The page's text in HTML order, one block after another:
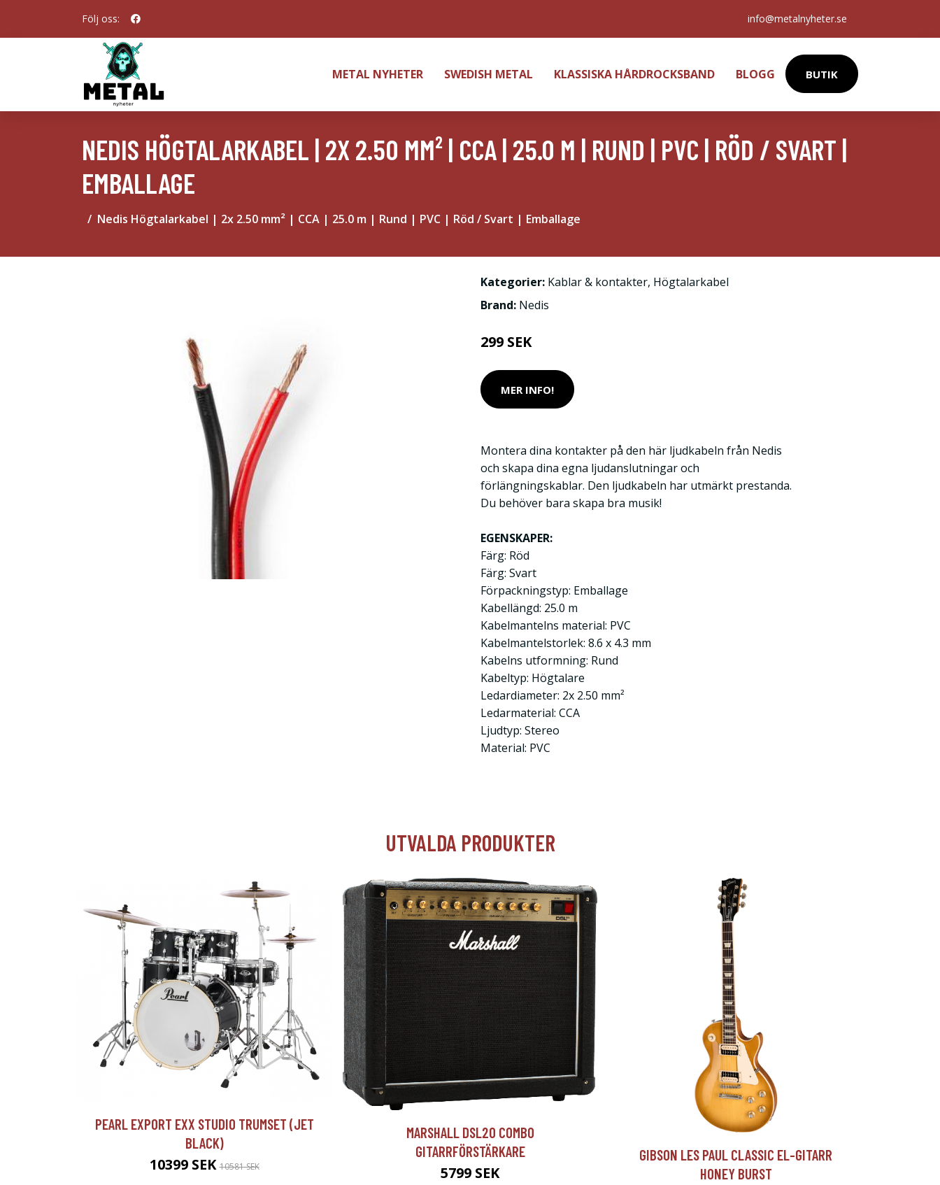
Följ oss: info@metalnyheter.se
METAL NYHETER SWEDISH METAL KLASSISKA HÅRDROCKSBAND BLOGG BUTIK
NEDIS HÖGTALARKABEL | 2X 2.50 MM² | CCA | 25.0 M | RUND | PVC | RÖD / SVART |
EMBALLAGE
Nedis Högtalarkabel | 2x 2.50 mm² | CCA | 25.0 m | Rund | PVC | Röd / Svart | Emballage
Kategorier: Kablar & kontakter, Högtalarkabel
Brand: Nedis
299 SEK
MER INFO!
Montera dina kontakter på den här ljudkabeln från Nedis
och skapa dina egna ljudanslutningar och
förlängningskablar. Den ljudkabeln har utmärkt prestanda.
Du behöver bara skapa bra musik!
EGENSKAPER:
Färg: Röd
Färg: Svart
Förpackningstyp: Emballage
Kabellängd: 25.0 m
Kabelmantelns material: PVC
Kabelmantelstorlek: 8.6 x 4.3 mm
Kabelns utformning: Rund
Kabeltyp: Högtalare
Ledardiameter: 2x 2.50 mm²
Ledarmaterial: CCA
Ljudtyp: Stereo
Material: PVC
UTVALDA PRODUKTER
PEARL EXPORT EXX STUDIO TRUMSET (JET
BLACK)
10399 SEK10581 SEK
MARSHALL DSL20 COMBO
GITARRFÖRSTÄRKARE
5799 SEK
GIBSON LES PAUL CLASSIC EL-GITARR
HONEY BURST